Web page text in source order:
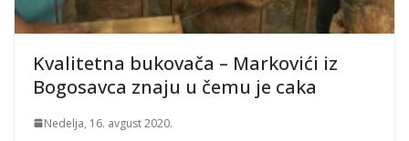
Kvalitetna bukovača – Markovići iz
Bogosavca znaju u čemu je caka
Nedelja, 16. avgust 2020.